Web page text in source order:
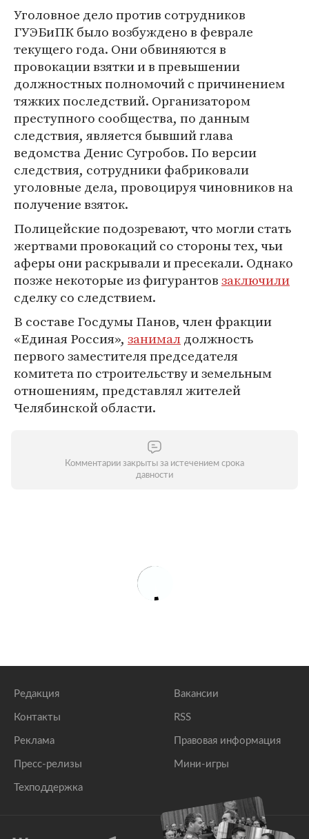
Уголовное дело против сотрудников
ГУЭБиПК было возбуждено в феврале
текущего года. Они обвиняются в
провокации взятки и в превышении
должностных полномочий с причинением
тяжких последствий. Организатором
преступного сообщества, по данным
следствия, является бывший глава
ведомства Денис Сугробов. По версии
следствия, сотрудники фабриковали
уголовные дела, провоцируя чиновников на
получение взяток.
Полицейские подозревают, что могли стать
жертвами провокаций со стороны тех, чьи
аферы они раскрывали и пресекали. Однако
позже некоторые из фигурантовзаключили
сделку со следствием.
В составе Госдумы Панов, член фракции
«Единая Россия», занималдолжность
первого заместителя председателя
комитета по строительству и земельным
отношениям, представлял жителей
Челябинской области.
Комментарии закрыты за истечением срока
давности
Редакция
Контакты
Реклама
Пресс-релизы
Техподдержка
Вакансии
RSS
Правовая информация
Мини-игры